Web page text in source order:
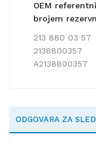
OEM
brojem
213 880 03 57
2138800357
A2138800357
ODGOVARA ZA